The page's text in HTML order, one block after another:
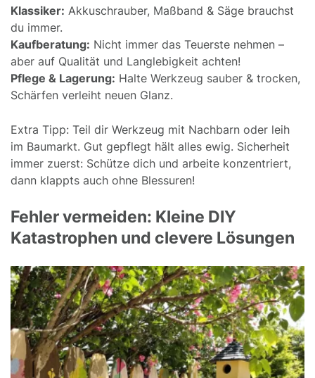
Klassiker: Akkuschrauber, Maßband & Säge brauchst
du immer.
Kaufberatung: Nicht immer das Teuerste nehmen –
aber auf Qualität und Langlebigkeit achten!
Pflege & Lagerung: Halte Werkzeug sauber & trocken,
Schärfen verleiht neuen Glanz.
Extra Tipp: Teil dir Werkzeug mit Nachbarn oder leih
im Baumarkt. Gut gepflegt hält alles ewig. Sicherheit
immer zuerst: Schütze dich und arbeite konzentriert,
dann klappts auch ohne Blessuren!
Fehler vermeiden: Kleine DIY
Katastrophen und clevere Lösungen